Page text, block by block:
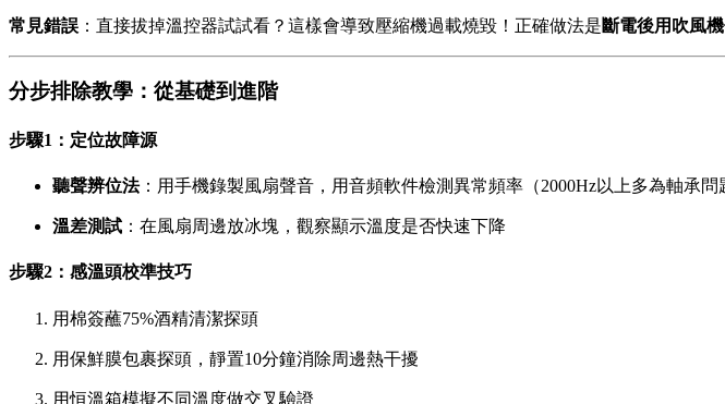
常見錯誤 ：直接拔掉溫控器試試看？這樣會導致壓縮機過載燒毀！正確做法是斷電後用吹風
分步排除教學：從基礎到進階
步驟1：定位故障源
聽聲辨位法：用手機錄製風扇聲音，用音頻軟件檢測異常頻率（2000Hz以上多為軸承問
溫差測試 ：在風扇周邊放冰塊，觀察顯示溫度是否快速下降
步驟2：感溫頭校準技巧
用棉簽蘸75%酒精清潔探頭
用保鮮膜包裹探頭，靜置10分鐘消除周邊熱干擾
用恒溫箱模擬不同溫度做交叉驗證